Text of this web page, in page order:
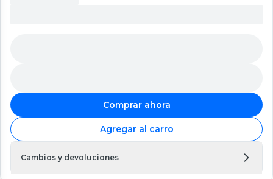
Comprar ahora
Agregar al carro
Cambios y devoluciones